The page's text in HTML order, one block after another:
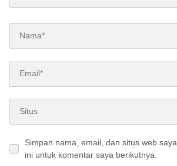
Simpan nama, email, dan situs web
ini untuk komentar saya berikutnya.